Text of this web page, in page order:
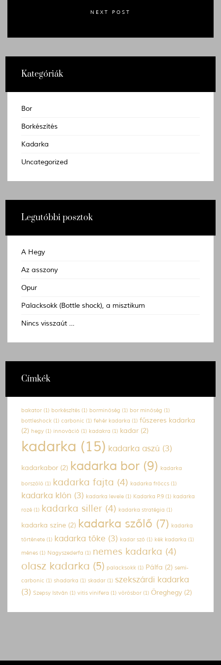
NEXT POST
Kategóriák
Bor
Borkészítés
Kadarka
Uncategorized
Legutóbbi posztok
A Hegy
Az asszony
Opur
Palacksokk (Bottle shock), a misztikum
Nincs visszaút …
Címkék
bakator (1) borkészítés (1) borminőség (1) bor minőség (1)
bottleshock (1) carbonic (1) fehér kadarka (1) fűszeres kadarka
(2) hegy (1) innováció (1) kadakra (1) kadar (2)
kadarka (15) kadarka aszú (3)
kadarkabor (2) kadarka bor (9) kadarka
borszőlő (1) kadarka fajta (4) kadarka fröccs (1)
kadarka klón (3) kadarka levele (1) Kadarka P.9 (1) kadarka
rozé (1) kadarka siller (4) kadarka stratégia (1)
kadarka színe (2) kadarka szőlő (7) kadarka
története (1) kadarka tőke (3) kadar szó (1) kék kadarka (1)
ménes (1) Nagyszederfa (1) nemes kadarka (4)
olasz kadarka (5) palacksokk (1) Pálfa (2) semi-
carbonic (1) shadarka (1) skadar (1) szekszárdi kadarka
(3) Szepsy István (1) vitis vinifera (1) vörösbor (1) Öreghegy (2)